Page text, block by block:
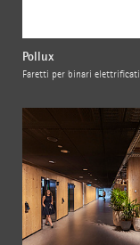
Pollux
Faretti per binari elettrificati